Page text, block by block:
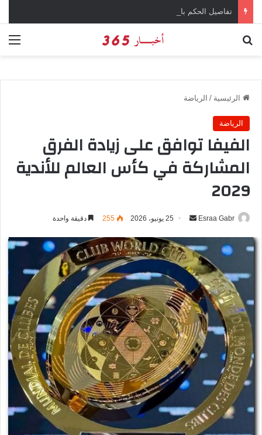
الرئيسية / الرياضة
الرياضة
الفيفا توافق على زيادة الفرق
المشاركة في كأس العالم للأندية
2029
Esraa Gabr
س
ل
ب
ر
ي
د
ا
إ
ل
ك
ت
و
ن
25 يونيو، 2026 255 دقيقة واحدة